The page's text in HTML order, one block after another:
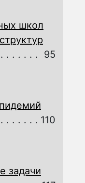
школ
95
110
задачи